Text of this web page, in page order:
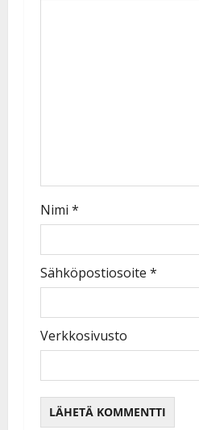
Nimi *
Sähköpostiosoite *
Verkkosivusto